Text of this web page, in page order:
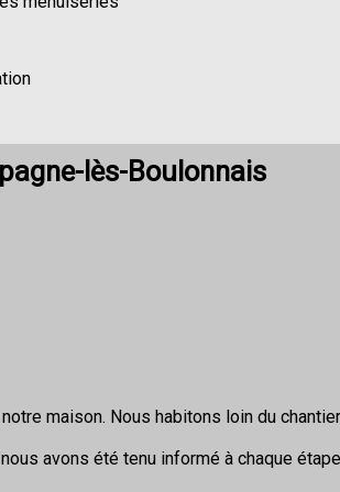
lès-Boulonnais
maison. Nous habitons loin du
avons été tenu informé à chaque